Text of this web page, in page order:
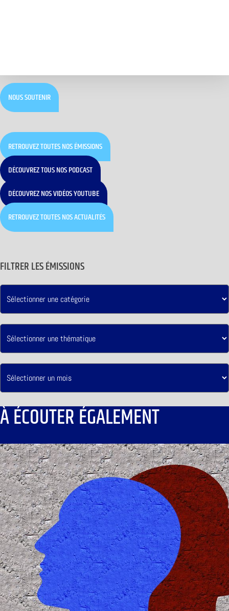
NOUS SOUTENIR
RETROUVEZ TOUTES NOS ÉMISSIONS
DÉCOUVREZ TOUS NOS PODCAST
DÉCOUVREZ NOS VIDÉOS YOUTUBE
RETROUVEZ TOUTES NOS ACTUALITÉS
FILTRER LES ÉMISSIONS
À ÉCOUTER ÉGALEMENT